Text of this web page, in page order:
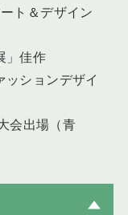
ト＆デザイン
」佳作
ションデザイ
会出場（青